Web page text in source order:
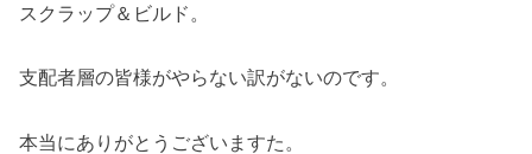
スクラップ＆ビルド。
支配者層の皆様がやらない訳がないのです。
本当にありがとうございますた。